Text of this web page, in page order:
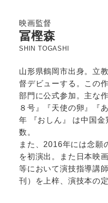
映画監督
冨樫森
SHIN TOGASHI
山形県鶴岡市出身。立
督デビューする。この
部門に公式参加。主な
８号』『天使の卵』『
年 『おしん』 は中国金
数。
また、2016年には念願
を初演出。また日本映
等において演技指導講
刊）を上梓、演技本の